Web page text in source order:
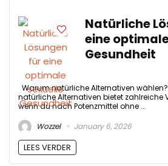
Natürliche
eine
Gesundheit
Warum natürliche Alternativen
natürliche Alternativen bietet zahlreiche
wenn du nach Potenzmittel ohne ...
Wozzel
January 6, 2026
LEES VERDER